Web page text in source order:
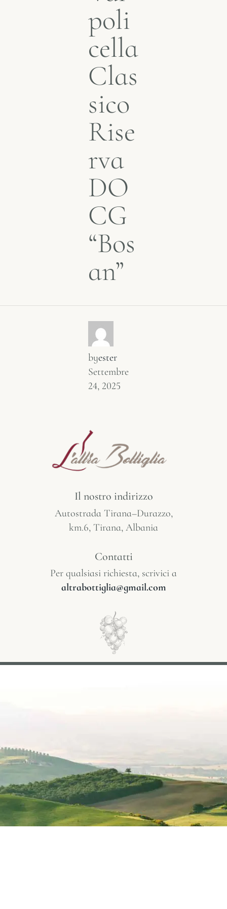
poli
cella
Clas
sico
Rise
rva
DO
CG
“Bos
an”
byester
Settembre
24, 2025
Il nostro indirizzo
Autostrada Tirana–Durazzo,
km.6, Tirana, Albania
Contatti
Per qualsiasi richiesta, scrivici a
altrabottiglia@gmail.com